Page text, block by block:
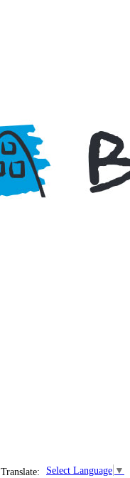
Select Language ▼
Translate: